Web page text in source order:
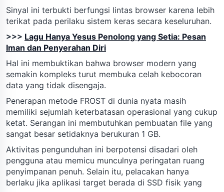
Sinyal ini terbukti berfungsi lintas browser karena lebih
terikat pada perilaku sistem keras secara keseluruhan.
>>> Lagu Hanya Yesus Penolong yang Setia: Pesan
Iman dan Penyerahan Diri
Hal ini membuktikan bahwa browser modern yang
semakin kompleks turut membuka celah kebocoran
data yang tidak disengaja.
Penerapan metode FROST di dunia nyata masih
memiliki sejumlah keterbatasan operasional yang cukup
ketat. Serangan ini membutuhkan pembuatan file yang
sangat besar setidaknya berukuran 1 GB.
Aktivitas pengunduhan ini berpotensi disadari oleh
pengguna atau memicu munculnya peringatan ruang
penyimpanan penuh. Selain itu, pelacakan hanya
berlaku jika aplikasi target berada di SSD fisik yang